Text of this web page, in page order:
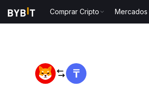
Comprar Cripto Mercados